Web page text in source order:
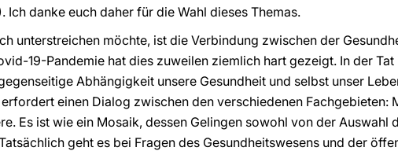
Ich danke euch daher für die Wahl dieses Themas.
unterstreichen möchte, ist die Verbindung zwischen der
19-Pandemie hat dies zuweilen ziemlich hart gezeigt. In der
Abhängigkeit unsere Gesundheit und selbst unser
einen Dialog zwischen den verschiedenen Fachgebieten:
Es ist wie ein Mosaik, dessen Gelingen sowohl von der Auswahl
geht es bei Fragen des Gesundheitswesens und der